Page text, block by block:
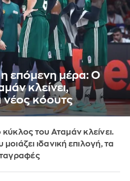
επόμενη μέρα: Ο
κλείνει,
νέος κόουτς
του Αταμάν κλείνει.
ιδανική επιλογή, τα